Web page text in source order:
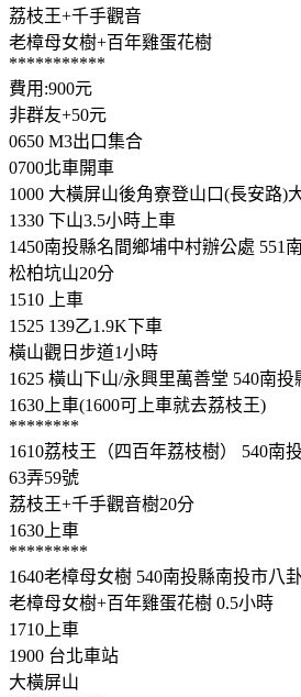
荔枝王+千手觀音
老樟母女樹+百年雞蛋花樹
***********
費用:900元
非群友+50元
0650 M3出口集合
0700北車開車
1000 大橫屏山後角寮登山口(長安路)
1330 下山3.5小時上車
1450南投縣名間鄉埔中村辦公處 551
松柏坑山20分
1510 上車
1525 139乙1.9K下車
橫山觀日步道1小時
1625 橫山下山/永興里萬善堂 540南
1630上車(1600可上車就去荔枝王)
********
1610荔枝王（四百年荔枝樹） 540南
63弄59號
荔枝王+千手觀音樹20分
1630上車
*********
1640老樟母女樹 540南投縣南投市八
老樟母女樹+百年雞蛋花樹 0.5小時
1710上車
1900 台北車站
大橫屏山